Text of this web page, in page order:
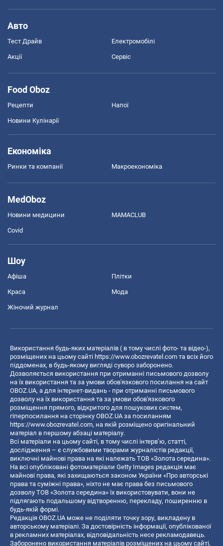
Авто
Тест Драйв Електромобілі
Акції Сервіс
Food Oboz
Рецепти Напої
Новини Кулінарії
Економіка
Ринки та компанії Макроекономіка
MedOboz
Новини медицини MAMACLUB
Covid
Шоу
Афіша Плітки
Краса Мода
Жіночий журнал
Використання будь-яких матеріалів ( в тому числі фото- та відео-),
розміщених на цьому сайті https://www.obozrevatel.com та всіх його
піддоменах, в будь-якому вигляді суворо заборонено.
Дозволяється використання при отриманні письмового дозволу
на їх використання та за умови обов'язкового посилання на сайт
OBOZ.UA, а для інтернет-видань - при отриманні письмового
дозволу на їх використання та за умови обов'язкового
розміщення прямого, відкритого для пошукових систем,
гіперпосилання на сторінку OBOZ.UA за посиланням
https://www.obozrevatel.com, на якій розміщено оригінальний
матеріал в першому абзаці матеріалу.
Всі матеріали на цьому сайті, в тому числі інтерв’ю, статті,
дослідження – є службовими творами журналістів редакції,
виключні майнові права на які належать ТОВ «Золота середина».
На всі опубліковані фотоматеріали Getty Images редакція має
майнові права, які захищаються законом України «Про авторські
права та суміжні права», ніхто не має права без письмового
дозволу ТОВ «Золота середина» їх використовувати, вони не
підлягають подальшому відтворенню, перекладу, поширенню в
будь-якій формі.
Редакція OBOZ.UA може не поділяти точку зору, викладену в
авторському матеріалі. За достовірність інформації, опублікованої
в рекламних матеріалах, відповідальність несе рекламодавець.
Заборонено використання матеріалів розміщених на цьому сайті,